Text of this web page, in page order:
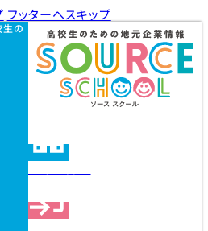
フッターへスキップ
生の